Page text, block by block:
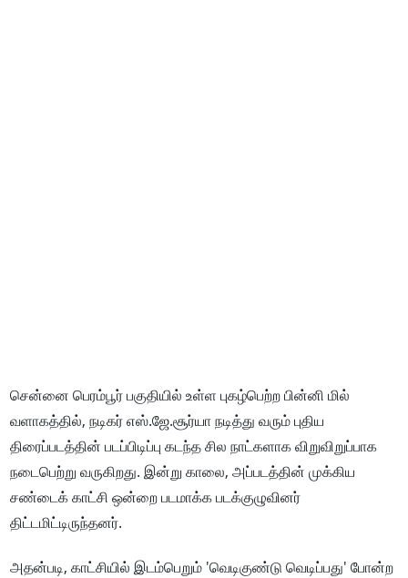
சென்னை பெரம்பூர் பகுதியில் உள்ள புகழ்பெற்ற பின்னி மில்
வளாகத்தில், நடிகர் எஸ்.ஜே.சூர்யா நடித்து வரும் புதிய
திரைப்படத்தின் படப்பிடிப்பு கடந்த சில நாட்களாக விறுவிறுப்பாக
நடைபெற்று வருகிறது. இன்று காலை, அப்படத்தின் முக்கிய
சண்டைக் காட்சி ஒன்றை படமாக்க படக்குழுவினர்
திட்டமிட்டிருந்தனர்.
அதன்படி, காட்சியில் இடம்பெறும் 'வெடிகுண்டு வெடிப்பது' போன்ற